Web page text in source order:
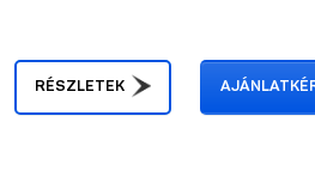
RÉSZLETEK